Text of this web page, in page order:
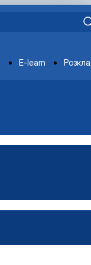
E-learn